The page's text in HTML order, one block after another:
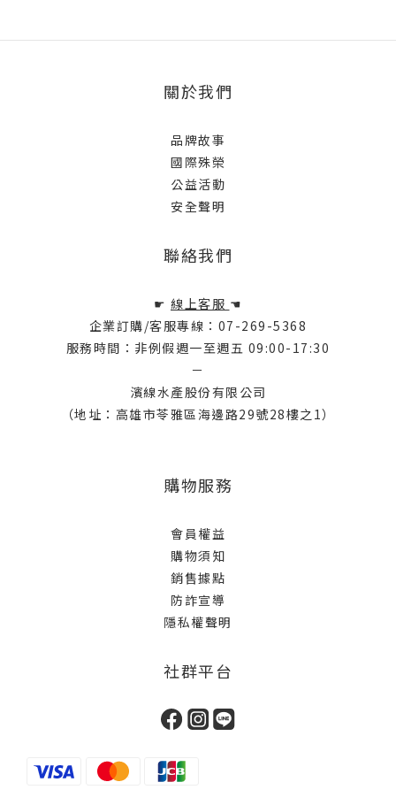
關於我們
品牌故事
國際殊榮
公益活動
安全聲明
聯絡我們
☛ 線上客服 ☚
企業訂購/客服專線：07-269-5368
服務時間：非例假週一至週五 09:00-17:30
－
濱線水產股份有限公司
（地址：高雄市苓雅區海邊路29號28樓之1）
購物服務
會員權益
購物須知
銷售據點
防詐宣導
隱私權聲明
社群平台